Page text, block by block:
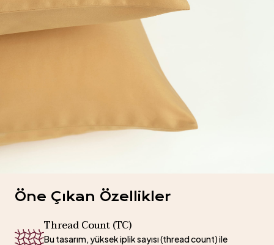
Öne Çıkan Özellikler
Thread Count (TC)
Bu tasarım, yüksek iplik sayısı (thread count) ile